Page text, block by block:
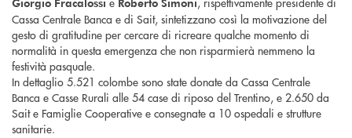
Giorgio Fracalossi Roberto Simoni
Cassa Centrale Banca e di Sait, sintetizzano così la motivazione del
gesto di gratitudine per cercare di ricreare qualche momento di
normalità in questa emergenza che non risparmierà nemmeno la
festività pasquale.
In dettaglio 5.521 colombe sono state donate da Cassa Centrale
Banca e Casse Rurali alle 54 case di riposo del Trentino, e 2.650 da
Sait e Famiglie Cooperative e consegnate a 10 ospedali e strutture
sanitarie.